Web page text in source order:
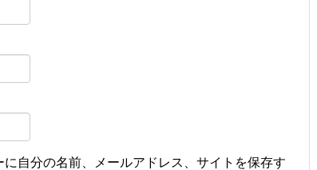
自分の名前、メールアドレス、サイトを保存す